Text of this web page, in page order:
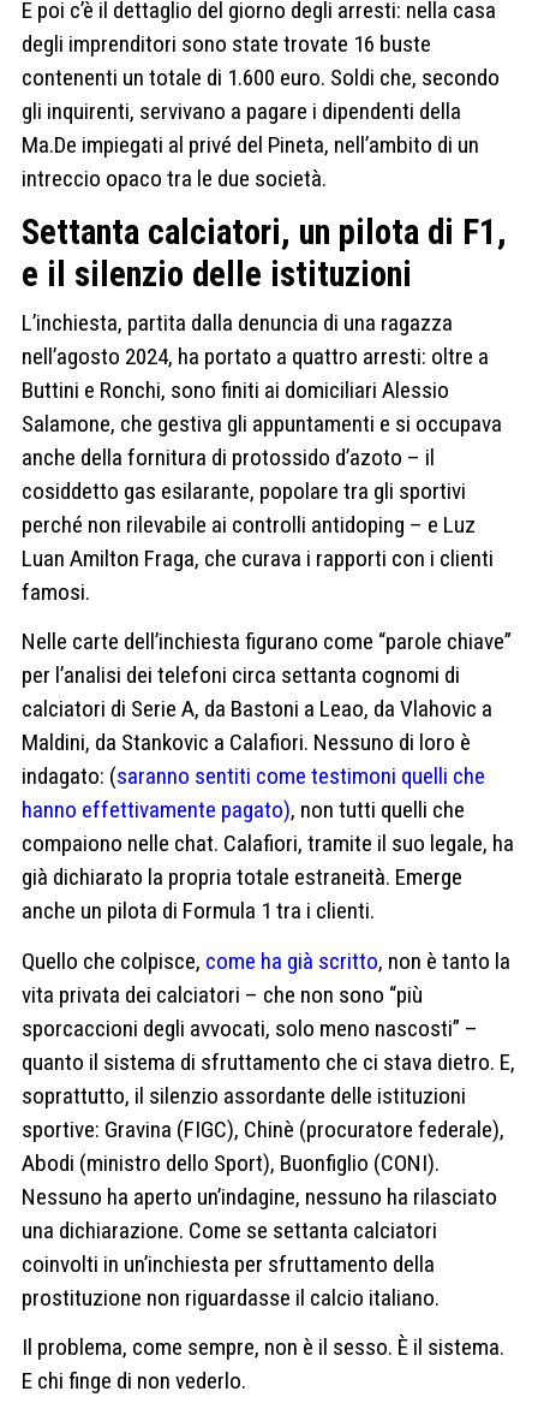
E poi c’è il dettaglio del giorno degli arresti: nella casa
degli imprenditori sono state trovate 16 buste
contenenti un totale di 1.600 euro. Soldi che, secondo
gli inquirenti, servivano a pagare i dipendenti della
Ma.De impiegati al privé del Pineta, nell’ambito di un
intreccio opaco tra le due società.
Settanta calciatori, un pilota di F1,
e il silenzio delle istituzioni
L’inchiesta, partita dalla denuncia di una ragazza
nell’agosto 2024, ha portato a quattro arresti: oltre a
Buttini e Ronchi, sono finiti ai domiciliari Alessio
Salamone, che gestiva gli appuntamenti e si occupava
anche della fornitura di protossido d’azoto – il
cosiddetto gas esilarante, popolare tra gli sportivi
perché non rilevabile ai controlli antidoping – e Luz
Luan Amilton Fraga, che curava i rapporti con i clienti
famosi.
Nelle carte dell’inchiesta figurano come “parole chiave”
per l’analisi dei telefoni circa settanta cognomi di
calciatori di Serie A, da Bastoni a Leao, da Vlahovic a
Maldini, da Stankovic a Calafiori. Nessuno di loro è
indagato: (saranno sentiti come testimoni quelli che
hanno effettivamente pagato), non tutti quelli che
compaiono nelle chat. Calafiori, tramite il suo legale, ha
già dichiarato la propria totale estraneità. Emerge
anche un pilota di Formula 1 tra i clienti.
Quello che colpisce, come ha già scritto, non è tanto la
vita privata dei calciatori – che non sono “più
sporcaccioni degli avvocati, solo meno nascosti” –
quanto il sistema di sfruttamento che ci stava dietro. E,
soprattutto, il silenzio assordante delle istituzioni
sportive: Gravina (FIGC), Chinè (procuratore federale),
Abodi (ministro dello Sport), Buonfiglio (CONI).
Nessuno ha aperto un’indagine, nessuno ha rilasciato
una dichiarazione. Come se settanta calciatori
coinvolti in un’inchiesta per sfruttamento della
prostituzione non riguardasse il calcio italiano.
Il problema, come sempre, non è il sesso. È il sistema.
E chi finge di non vederlo.